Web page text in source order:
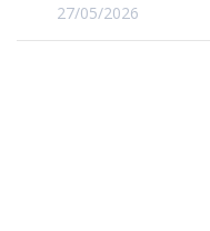
27/05/2026